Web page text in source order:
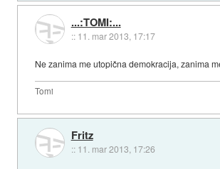
...:TOMI:...
:: 11. mar 2013, 17:17
Ne zanima me utopična demokracija, zanima
Tomi
Fritz
:: 11. mar 2013, 17:26